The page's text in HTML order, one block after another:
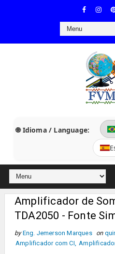
🌐 Idioma / Language:
Amplificador de
TDA2050 - Fonte
by Eng. Jemerson Marques on
Amplificador com CI